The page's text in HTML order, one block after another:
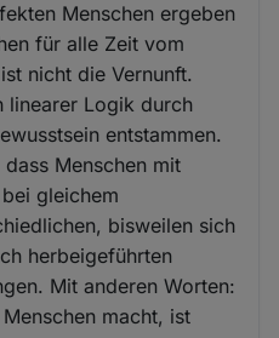
Menschen ergeben
für alle Zeit vom
nicht die Vernunft.
linearer Logik durch
entstammen.
Menschen mit
gleichem
bisweilen sich
herbeigeführten
Mit anderen Worten:
macht, ist